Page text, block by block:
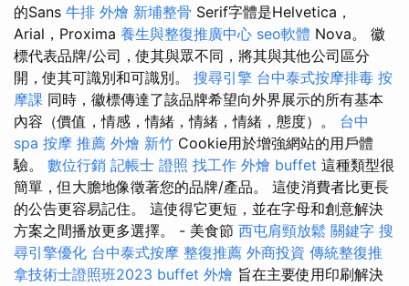
的Sans 牛排 外燴 新埔整骨 Serif字體是Helvetica，
Arial，Proxima 養生與整復推廣中心 seo軟體 Nova。 徽
標代表品牌/公司，使其與眾不同，將其與其他公司區分
開，使其可識別和可識別。 搜尋引擎 台中泰式按摩排毒 按
摩課 同時，徽標傳達了該品牌希望向外界展示的所有基本
內容（價值，情感，情緒，情緒，情緒，態度）。 台中
spa 按摩 推薦 外燴 新竹 Cookie用於增強網站的用戶體
驗。 數位行銷 記帳士 證照 找工作 外燴 buffet 這種類型很
簡單，但大膽地像徵著您的品牌/產品。 這使消費者比更長
的公告更容易記住。 這使得它更短，並在字母和創意解決
方案之間播放更多選擇。 - 美食節 西屯肩頸放鬆 關鍵字 搜
尋引擎優化 台中泰式按摩 整復推薦 外商投資 傳統整復推
拿技術士證照班2023 buffet 外燴 旨在主要使用印刷解決